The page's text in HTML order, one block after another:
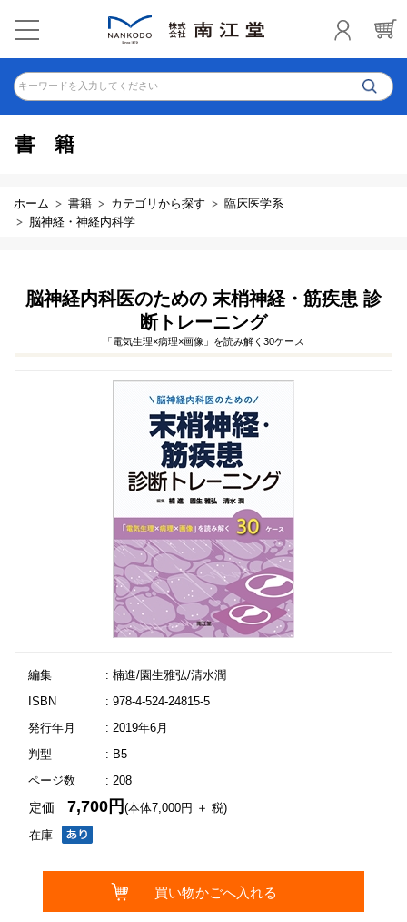
キーワードを入力してください
書籍
ホーム 書籍 カテゴリから探す
臨床医学系
脳神経・神経内科学
脳神経内科医のための 末梢神経・筋疾患 診
断トレーニング
「電気生理×病理×画像」を読み解く30ケース
編集
: 楠進/園生雅弘/清水潤
ISBN
: 978-4-524-24815-5
発行年月
: 2019年6月
判型
: B5
ページ数
: 208
在庫
定価7,700円(本体7,000円 ＋ 税)